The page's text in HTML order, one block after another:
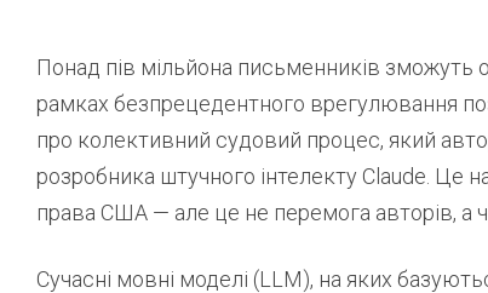
Понад пів мільйона письменників зможуть
рамках безпрецедентного врегулювання
про колективний судовий процес, який
розробника штучного інтелекту Claude. Це
права США — але це не перемога авторів, а
Сучасні мовні моделі (LLM), на яких